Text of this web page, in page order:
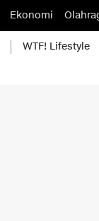
Ekonomi
WTF! Lifestyle